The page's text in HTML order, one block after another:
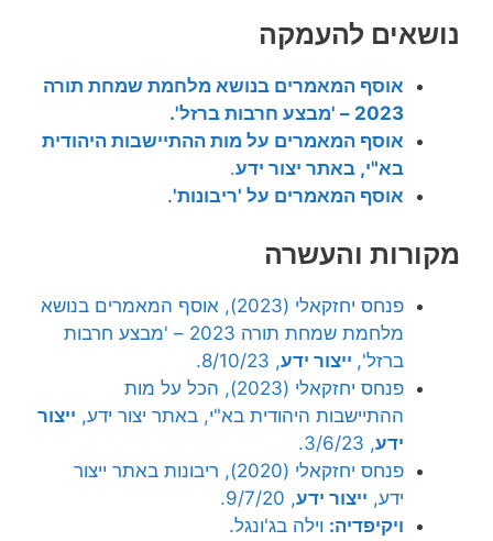
נושאים להעמקה
אוסף המאמרים בנושא מלחמת שמחת תורה
2023 – 'מבצע חרבות ברזל'.
אוסף המאמרים על מות ההתיישבות היהודית
בא"י, באתר יצור ידע.
אוסף המאמרים על 'ריבונות'.
מקורות והעשרה
פנחס יחזקאלי (2023), אוסף המאמרים בנושא
מלחמת שמחת תורה 2023 – 'מבצע חרבות
ברזל', ייצור ידע, 8/10/23.
פנחס יחזקאלי (2023), הכל על מות
ההתיישבות היהודית בא"י, באתר יצור ידע, ייצור
ידע, 3/6/23.
פנחס יחזקאלי (2020), ריבונות באתר ייצור
ידע, ייצור ידע, 9/7/20.
ויקיפדיה: וילה בג'ונגל.